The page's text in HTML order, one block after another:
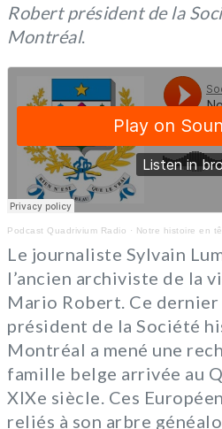
Robert président de la
Montréal.
Podcast Quadrivium Radio · Notre histoire en
Le journaliste Sylvain
l’ancien archiviste de la
Mario Robert. Ce dernier
président de la Société
Montréal a mené une
famille belge arrivée au
XIXe siècle. Ces
reliés à son arbre